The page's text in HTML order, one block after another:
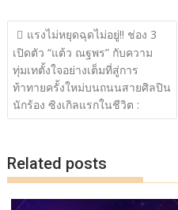
ac
e
b
o
o
w
itt
er
n
e
o
p
y
Li
n
h
แนะแนว
เรื่อง
แรงไม่หยุดฉุดไม่อยู่!! ช่อง 3
เปิดตัว “แต้ว ณฐพร” กับความ
ทุ่มเทตั้งใจอย่างเต็มที่สู่การ
ท้าทายครั้งใหม่บนถนนสายศิลปิน
นักร้อง ซิงเกิลแรกในชีวิต :
Related posts